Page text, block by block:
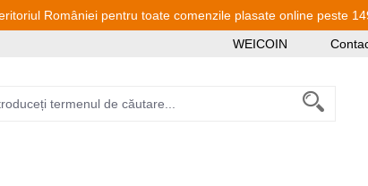
României pentru toate comenzile plasate online peste
WEICOIN